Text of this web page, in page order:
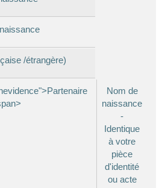
/étrangère)
Nom de
naissance
-
Identique
à votre
pièce
d'identité
ou acte